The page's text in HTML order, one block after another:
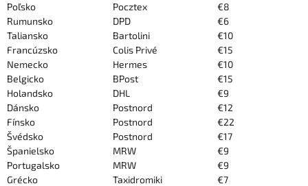
Poľsko
Pocztex
€8
Rumunsko
DPD
€6
Taliansko
Bartolini
€10
Francúzsko
Colis Privé
€15
Nemecko
Hermes
€10
Belgicko
BPost
€15
Holandsko
DHL
€9
Dánsko
Postnord
€12
Fínsko
Postnord
€22
Švédsko
Postnord
€17
Španielsko
MRW
€9
Portugalsko
MRW
€9
Grécko
Taxidromiki
€7